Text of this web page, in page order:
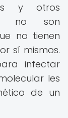
y otros
no son
no tienen
sí mismos.
infectar
les
de un